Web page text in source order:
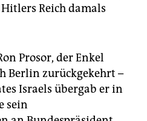
Reich damals
Prosor, der Enkel
Berlin zurückgekehrt –
Israels übergab er in
sein